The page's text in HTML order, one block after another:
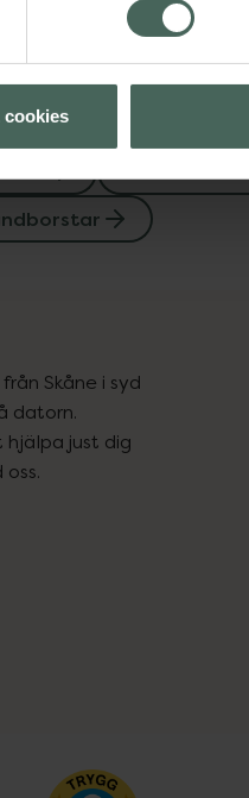
cookies
Skåne i syd
datorn.
just dig